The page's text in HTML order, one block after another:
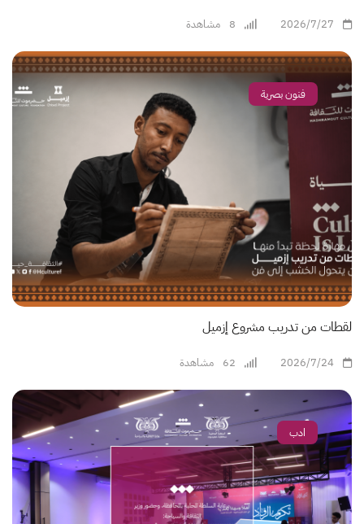
2026/7/27
8 مشاهدة
فنون بصرية
لقطات من تدريب مشروع إزميل
2026/7/24
62 مشاهدة
ادب